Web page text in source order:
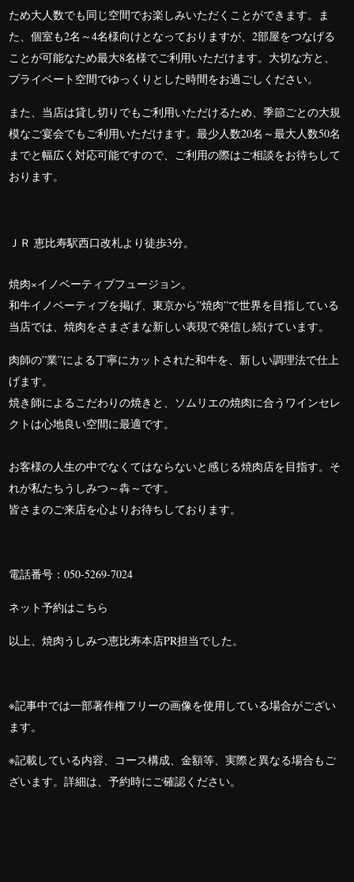
ため大人数でも同じ空間でお楽しみいただくことができます。 ま
た、個室も2名～4名様向けとなっておりますが、2部屋をつなげる
ことが可能なため最大8名様でご利用いただけます。大切な方と、
プライベート空間でゆっくりとした時間をお過ごしください。
また、当店は貸し切りでもご利用いただけるため、季節ごとの大規
模なご宴会でもご利用いただけます。最少人数20名～最大人数50名
までと幅広く対応可能ですので、ご利用の際はご相談をお待ちして
おります。
ＪＲ 恵比寿駅西口改札より徒歩3分。
焼肉×イノベーティブフュージョン。
和牛イノベーティブを掲げ、東京から”焼肉”で世界を目指している
当店では、焼肉をさまざまな新しい表現で発信し続けています。
肉師の”業”による丁寧にカットされた和牛を、新しい調理法で仕上
げます。
焼き師によるこだわりの焼きと、ソムリエの焼肉に合うワインセレ
クトは心地良い空間に最適です。
お客様の人生の中でなくてはならないと感じる焼肉店を目指す。そ
れが私たちうしみつ～犇～です。
皆さまのご来店を心よりお待ちしております。
電話番号：050-5269-7024
ネット予約はこちら
以上、焼肉うしみつ恵比寿本店PR担当でした。
※記事中では一部著作権フリーの画像を使用している場合がござい
ます。
※記載している内容、コース構成、金額等、実際と異なる場合もご
ざいます。詳細は、予約時にご確認ください。